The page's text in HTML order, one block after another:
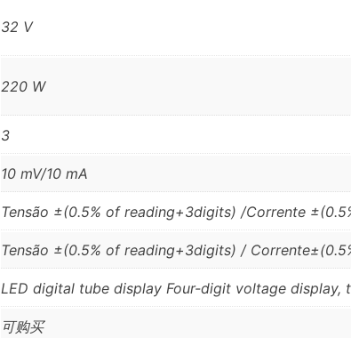
32 V
220 W
3
10 mV/10 mA
Tensão ±(0.5% of reading+3digits) /Corrente
Tensão ±(0.5% of reading+3digits) /
LED digital tube display Four-digit voltage display,
可购买